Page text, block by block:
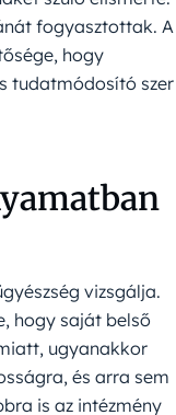
fogyasztottak. A
hogy
tudatmódosító szer
vizsgálja.
hogy saját belső
ugyanakkor
és arra sem
is az intézmény